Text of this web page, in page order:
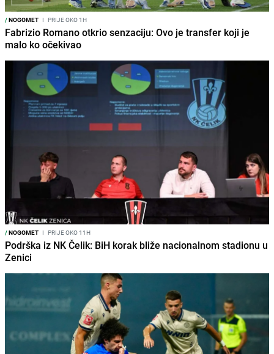
/NOGOMET I PRIJE OKO 1H
Fabrizio Romano otkrio senzaciju: Ovo je transfer koji je
malo ko očekivao
/NOGOMET I PRIJE OKO 11H
Podrška iz NK Čelik: BiH korak bliže nacionalnom stadionu u
Zenici